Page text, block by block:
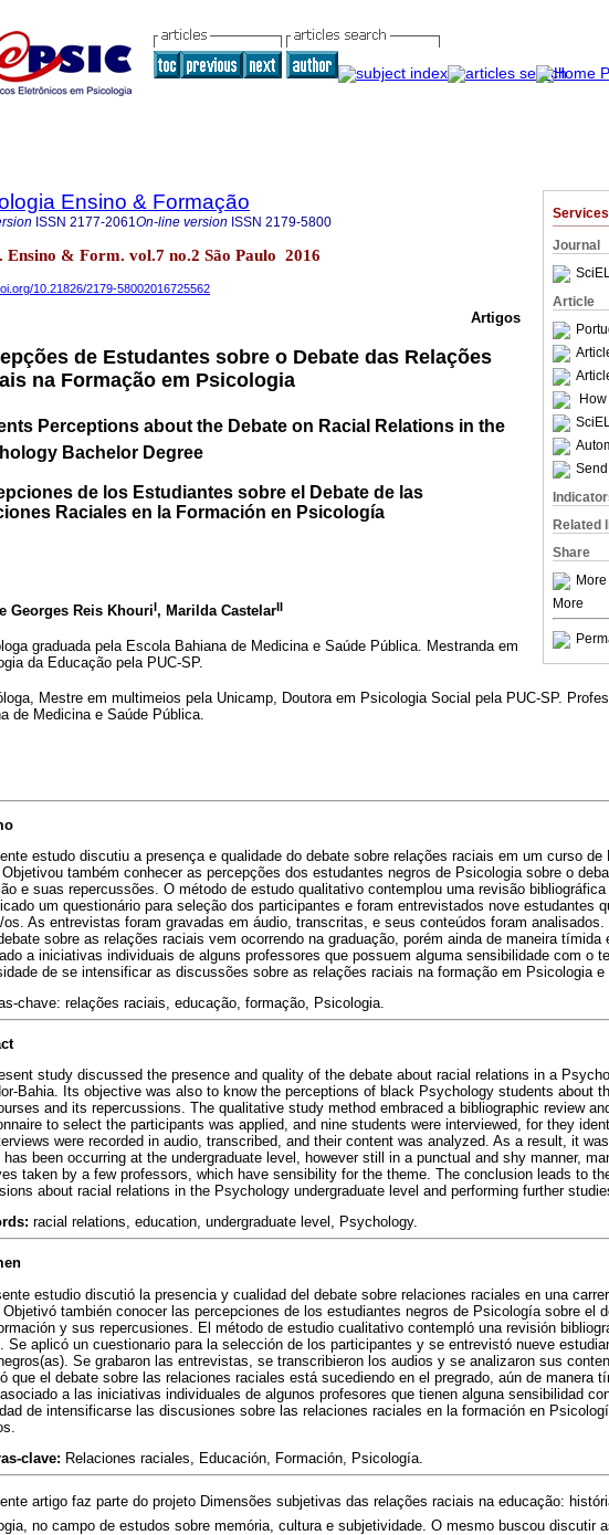
Journal
Article
Related
Share
More
More
Ensino & Formação
ISSN 2177-2061On-line version ISSN 2179-5800
Ensino & Form. vol.7 no.2 São Paulo 2016
10.21826/2179-58002016725562
Artigos
de Estudantes sobre o Debate das Relações
na Formação em Psicologia
Perceptions about the Debate on Racial Relations in the
Bachelor Degree
de los Estudiantes sobre el Debate de las
Raciales en la Formación en Psicología
Georges Reis KhouriI, Marilda CastelarII
graduada pela Escola Bahiana de Medicina e Saúde Pública. Mestranda em
da Educação pela PUC-SP.
Mestre em multimeios pela Unicamp, Doutora em Psicologia Social pela PUC-SP.
de Medicina e Saúde Pública.
estudo discutiu a presença e qualidade do debate sobre relações raciais em um curso de
Objetivou também conhecer as percepções dos estudantes negros de Psicologia sobre o
e suas repercussões. O método de estudo qualitativo contemplou uma revisão
um questionário para seleção dos participantes e foram entrevistados nove estudantes
os. As entrevistas foram gravadas em áudio, transcritas, e seus conteúdos foram
sobre as relações raciais vem ocorrendo na graduação, porém ainda de maneira
a iniciativas individuais de alguns professores que possuem alguma sensibilidade com o
de se intensificar as discussões sobre as relações raciais na formação em Psicologia e
chave: relações raciais, educação, formação, Psicologia.
study discussed the presence and quality of the debate about racial relations in a
Bahia. Its objective was also to know the perceptions of black Psychology students about
and its repercussions. The qualitative study method embraced a bibliographic review
to select the participants was applied, and nine students were interviewed, for they
were recorded in audio, transcribed, and their content was analyzed. As a result, it
has been occurring at the undergraduate level, however still in a punctual and shy manner,
taken by a few professors, which have sensibility for the theme. The conclusion leads to
about racial relations in the Psychology undergraduate level and performing further
racial relations, education, undergraduate level, Psychology.
estudio discutió la presencia y cualidad del debate sobre relaciones raciales en una
también conocer las percepciones de los estudiantes negros de Psicología sobre el
y sus repercusiones. El método de estudio cualitativo contempló una revisión
Se aplicó un cuestionario para la selección de los participantes y se entrevistó nueve
Se grabaron las entrevistas, se transcribieron los audios y se analizaron sus
que el debate sobre las relaciones raciales está sucediendo en el pregrado, aún de manera
a las iniciativas individuales de algunos profesores que tienen alguna sensibilidad
de intensificarse las discusiones sobre las relaciones raciales en la formación en
clave: Relaciones raciales, Educación, Formación, Psicología.
artigo faz parte do projeto Dimensões subjetivas das relações raciais na educação:
no campo de estudos sobre memória, cultura e subjetividade. O mesmo buscou discutir